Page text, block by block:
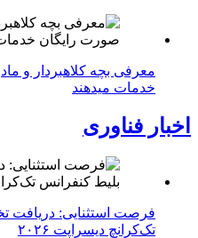
معرفی بچه کلاهبردار و
خدمات میدهند
اخبار فناوری
تک‌کرانچ دیسراپت ۲۰۲۶